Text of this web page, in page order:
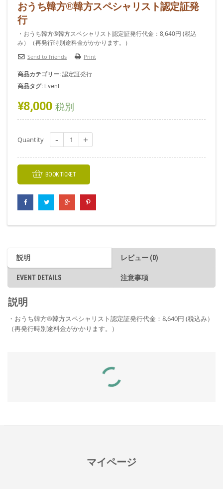
おうち韓方®韓方スペシャリスト認定証発
行
・おうち韓方®韓方スペシャリスト認定証発行代金：8,640円 (税込
み）（再発行時別途料金がかかります。）
Send to friends Print
商品カテゴリー: 認定証発行
商品タグ: Event
¥8,000 税別
Quantity
BOOK TICKET
説明 レビュー (0)
EVENT DETAILS 注意事項
説明
・おうち韓方®韓方スペシャリスト認定証発行代金：8,640円 (税込み）
（再発行時別途料金がかかります。）
マイページ